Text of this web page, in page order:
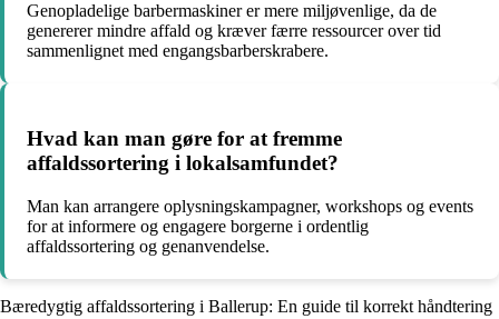
Genopladelige barbermaskiner er mere miljøvenlige, da de
genererer mindre affald og kræver færre ressourcer over tid
sammenlignet med engangsbarberskrabere.
Hvad kan man gøre for at fremme
affaldssortering i lokalsamfundet?
Man kan arrangere oplysningskampagner, workshops og events
for at informere og engagere borgerne i ordentlig
affaldssortering og genanvendelse.
Bæredygtig affaldssortering i Ballerup: En guide til korrekt håndtering